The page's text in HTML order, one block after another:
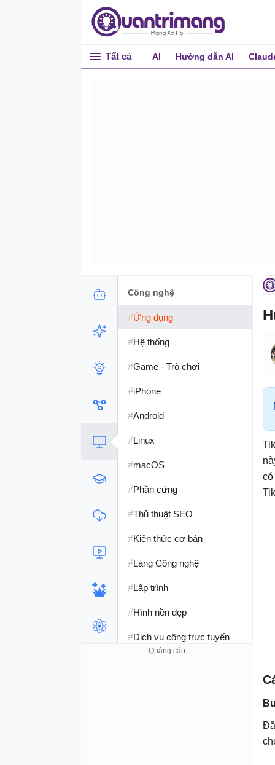
Tất cả AI Hướng dẫn AI
có
Công nghệ
#Ứng dụng
#Hệ thống
#Game - Trò chơi
#iPhone
#Android
#Linux
#macOS
#Phần cứng
#Thủ thuật SEO
#Kiến thức cơ bản
#Làng Công nghệ
#Lập trình
#Hình nền đẹp
#Dịch vụ công trực tuyến